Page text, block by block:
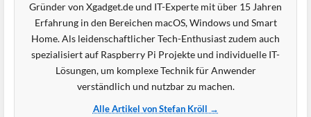
Gründer von Xgadget.de und IT-Experte mit über 15 Jahren
Erfahrung in den Bereichen macOS, Windows und Smart
Home. Als leidenschaftlicher Tech-Enthusiast zudem auch
spezialisiert auf Raspberry Pi Projekte und individuelle IT-
Lösungen, um komplexe Technik für Anwender
verständlich und nutzbar zu machen.
Alle Artikel von Stefan Kröll →